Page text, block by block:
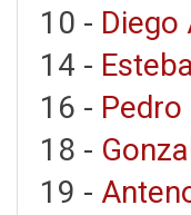
10 - Diego
14 -
16 -
18 -
19 -